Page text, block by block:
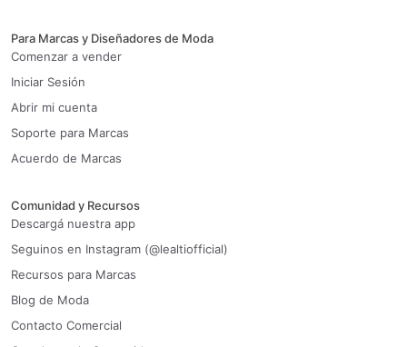
Para Marcas y Diseñadores de Moda
Comenzar a vender
Iniciar Sesión
Abrir mi cuenta
Soporte para Marcas
Acuerdo de Marcas
Comunidad y Recursos
Descargá nuestra app
Seguinos en Instagram (@lealtiofficial)
Recursos para Marcas
Blog de Moda
Contacto Comercial